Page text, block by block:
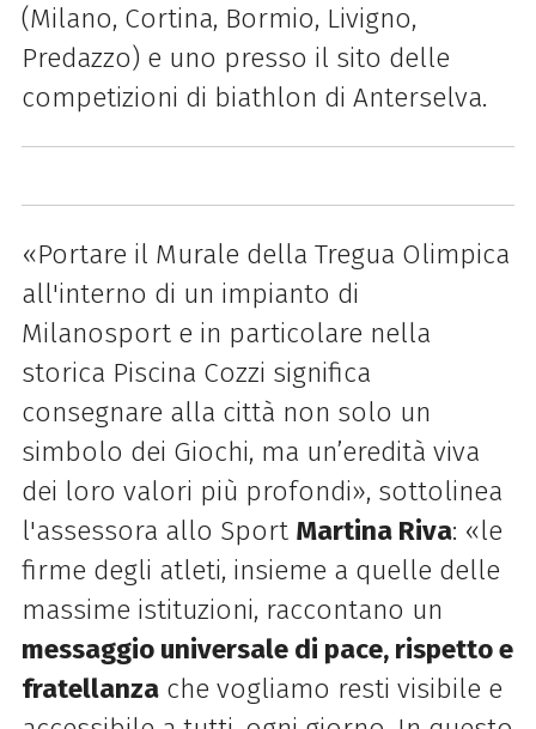
(Milano, Cortina, Bormio, Livigno,
Predazzo) e uno presso il sito delle
competizioni di biathlon di Anterselva.
«Portare il Murale della Tregua Olimpica
all'interno di un impianto di
Milanosport e in particolare nella
storica Piscina Cozzi significa
consegnare alla città non solo un
simbolo dei Giochi, ma un’eredità viva
dei loro valori più profondi», sottolinea
l'assessora allo Sport Martina Riva: «le
firme degli atleti, insieme a quelle delle
massime istituzioni, raccontano un
messaggio universale di pace, rispetto e
fratellanzache vogliamo resti visibile e